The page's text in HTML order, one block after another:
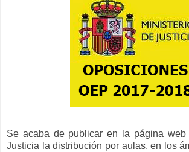
Se acaba de publicar en la página
Justicia la distribución por aulas, en los